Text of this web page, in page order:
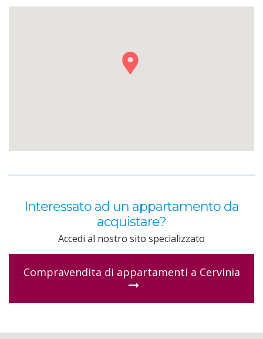
Interessato ad un appartamento da
acquistare?
Accedi al nostro sito specializzato
Compravendita di appartamenti a Cervinia